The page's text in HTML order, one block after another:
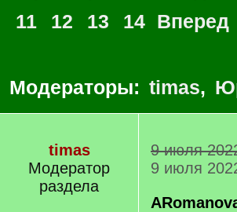
11
12 13 14 Вперед
Модераторы: timas,
timas
Модератор
раздела
9 июля
9 июля